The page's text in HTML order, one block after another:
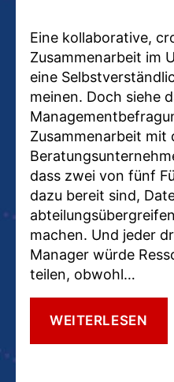
Eine kollaborative,
Zusammenarbeit im
eine
meinen. Doch siehe
Zusammenarbeit mit
dass zwei von fünf
dazu bereit sind,
machen. Und jeder
Manager würde
teilen, obwohl…
WEITERLESEN